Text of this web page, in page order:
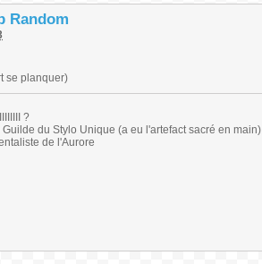
Random
se planquer)
?
du Stylo Unique (a eu l'artefact sacré en
de l'Aurore